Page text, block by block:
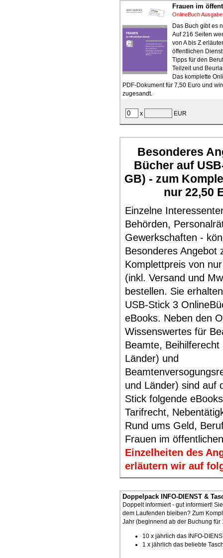
Frauen im
OnlineBuch
Das Buch gibt es
Auf 216 Seiten
von A bis Z
öffentlichen
Tipps für den
Teilzeit und
Das komplette
PDF-Dokument für 7,50 Euro und
zugesandt.
x EUR
Besonderes
Bücher auf
GB) - zum
nur 22,50
Einzelne
Behörden,
Gewerkschaften -
Besonderes Angebot
Komplettpreis von
(inkl. Versand und
bestellen. Sie
USB-Stick 3
eBooks. Neben den
Wissenswertes für
Beamte, Beihilferecht
Länder) und
und Länder) sind auf
Stick folgende
Tarifrecht,
Rund ums Geld,
Frauen im
Einzelheiten des
erläutern wir auf
Doppelpack INFO-DIENST &
Doppelt informiert - gut informiert!
dem Laufenden bleiben? Zum
Jahr (beginnend ab der Buchung
10 x jährlich das INFO-
1 x jährlich das beliebte